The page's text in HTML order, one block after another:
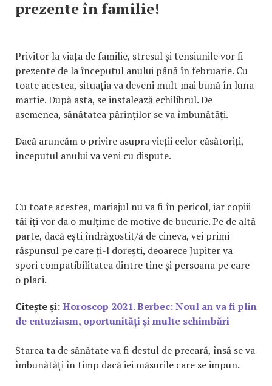
prezente în familie!
Privitor la viața de familie, stresul și tensiunile vor fi
prezente de la începutul anului până în februarie. Cu
toate acestea, situația va deveni mult mai bună în luna
martie. După asta, se instalează echilibrul. De
asemenea, sănătatea părinților se va îmbunătăți.
Dacă aruncăm o privire asupra vieții celor căsătoriți,
începutul anului va veni cu dispute.
Cu toate acestea, mariajul nu va fi în pericol, iar copiii
tăi îți vor da o mulțime de motive de bucurie. Pe de altă
parte, dacă ești îndrăgostit/ă de cineva, vei primi
răspunsul pe care ți-l dorești, deoarece Jupiter va
spori compatibilitatea dintre tine și persoana pe care
o placi.
Citește și:Horoscop 2021. Berbec: Noul an va fi plin
de entuziasm, oportunități și multe schimbări
Starea ta de sănătate va fi destul de precară, însă se va
îmbunătăți în timp dacă iei măsurile care se impun.